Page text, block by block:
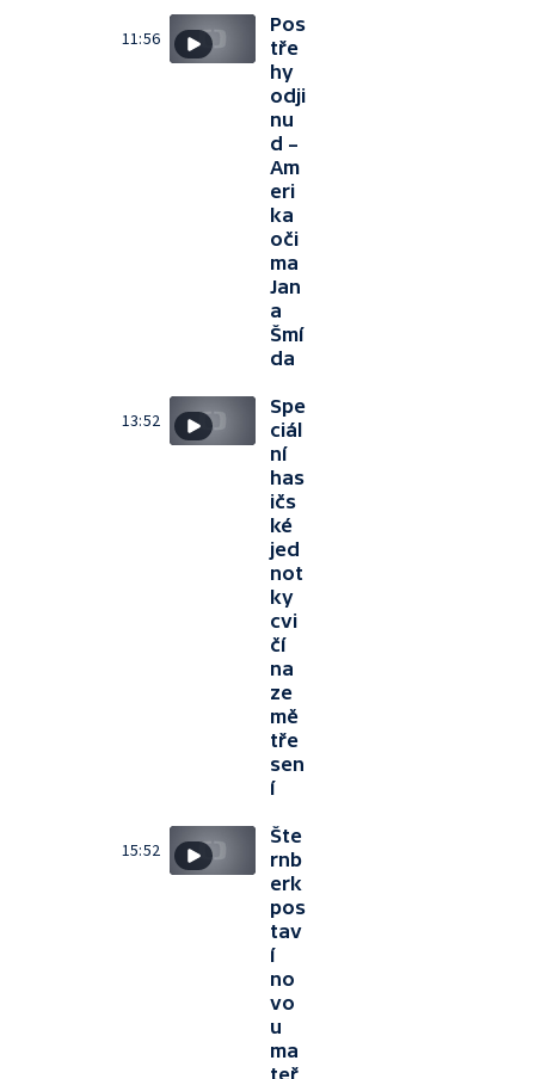
11:56
Pos
tře
hy
odji
nu
d –
Am
eri
ka
oči
ma
Jan
a
Šmí
da
13:52
Spe
ciál
ní
has
ičs
ké
jed
not
ky
cvi
čí
na
ze
mě
tře
sen
í
15:52
Šte
rnb
erk
pos
tav
í
no
vo
u
ma
teř